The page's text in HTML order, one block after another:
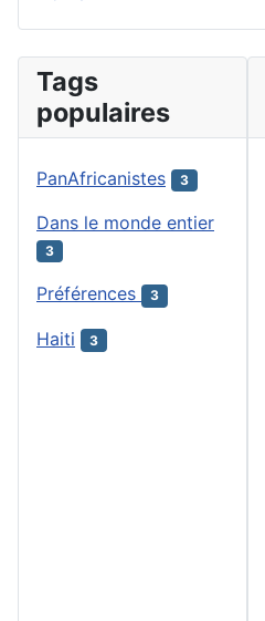
Tags
populaires
PanAfricanistes 3
Dans le monde entier
3
Préférences 3
Haiti 3